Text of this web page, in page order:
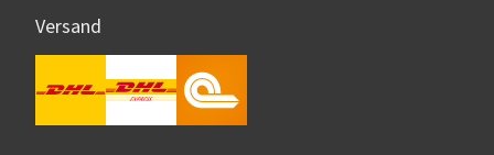
Versand